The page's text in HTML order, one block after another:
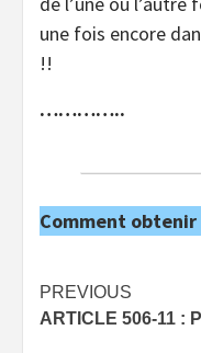
une fois encore
!!
…………..
Comment obtenir
Post
navigation
PREVIOUS
ARTICLE 506-11 :